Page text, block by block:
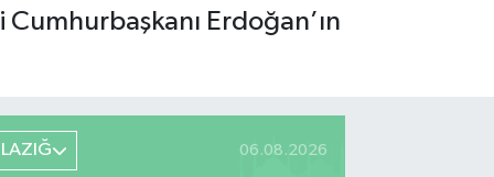
Cumhurbaşkanı Erdoğan’ın
06.08.2026